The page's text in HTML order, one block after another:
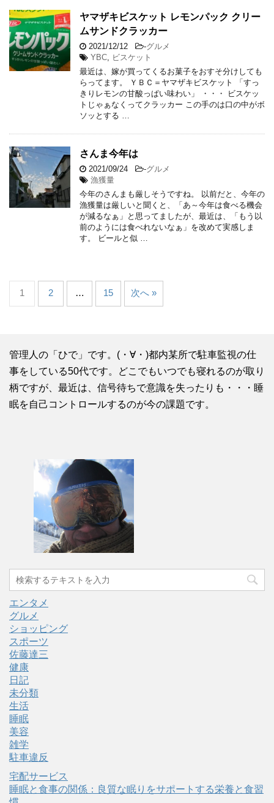
ヤマザキビスケット レモンパック クリー
ムサンドクラッカー
2021/12/12 -グルメ
YBC
ビスケット
最近は、嫁が買ってくるお菓子をおすそ分けしても
らってます。 ＹＢＣ＝ヤマザキビスケット 「すっ
きりレモンの甘酸っぱい味わい」 ・・・ ビスケッ
トじゃぁなくってクラッカー この手のは口の中がボ
ソッとする …
さんま今年は
2021/09/24 -グルメ
漁獲量
今年のさんまも厳しそうですね。 以前だと、今年の
漁獲量は厳しいと聞くと、「あ～今年は食べる機会
が減るなぁ」と思ってましたが、最近は、「もう以
前のようには食べれないなぁ」を改めて実感しま
す。 ビールと似 …
1 2 … 15 次へ »
管理人の「ひで」です。(・∀・)都内某所で駐車監視の仕
事をしている50代です。どこでもいつでも寝れるのが取り
柄ですが、最近は、信号待ちで意識を失ったりも・・・睡
眠を自己コントロールするのが今の課題です。
エンタメ
グルメ
ショッピング
スポーツ
佐藤達三
健康
日記
未分類
生活
睡眠
美容
雑学
駐車違反
宅配サービス
睡眠と食事の関係：良質な眠りをサポートする栄養と食習